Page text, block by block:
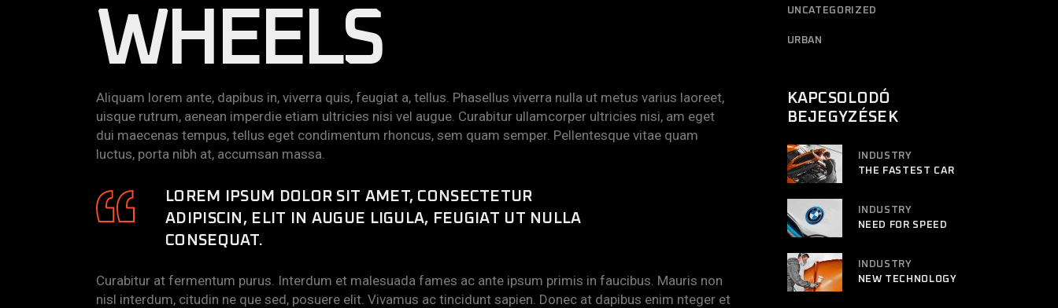
WHEELS
Aliquam lorem ante, dapibus in, viverra quis, feugiat a, tellus. Phasellus viverra nulla ut metus varius laoreet,
uisque rutrum, aenean imperdie etiam ultricies nisi vel augue. Curabitur ullamcorper ultricies nisi, am eget
dui maecenas tempus, tellus eget condimentum rhoncus, sem quam semper. Pellentesque vitae quam
luctus, porta nibh at, accumsan massa.
LOREM IPSUM DOLOR SIT AMET, CONSECTETUR
ADIPISCIN, ELIT IN AUGUE LIGULA, FEUGIAT UT NULLA
CONSEQUAT.
Curabitur at fermentum purus. Interdum et malesuada fames ac ante ipsum primis in faucibus. Mauris non
nisl interdum, citudin ne que sed, posuere elit. Vivamus ac tincidunt sapien. Donec at dapibus enim nteger et
UNCATEGORIZED
URBAN
KAPCSOLODÓ
BEJEGYZÉSEK
INDUSTRY
THE FASTEST CAR
INDUSTRY
NEED FOR SPEED
INDUSTRY
NEW TECHNOLOGY